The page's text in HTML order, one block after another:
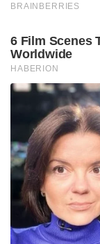
BRAINBERRIES
6 Film Scenes
Worldwide
HABERION